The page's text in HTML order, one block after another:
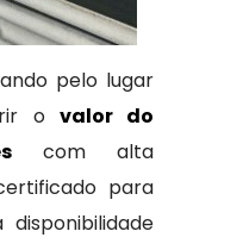
pelo lugar
o valor do
com alta
para